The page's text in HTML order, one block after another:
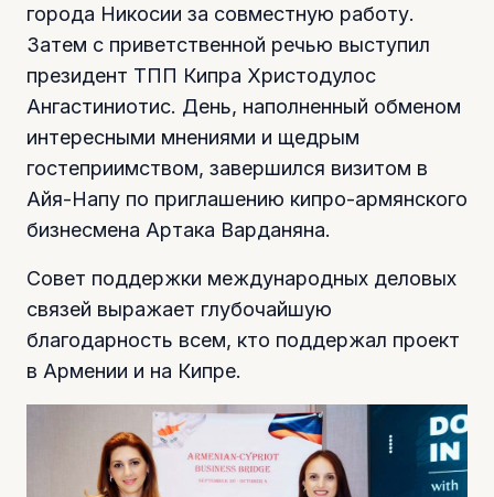
города Никосии за совместную работу.
Затем с приветственной речью выступил
президент ТПП Кипра Христодулос
Ангастиниотис. День, наполненный обменом
интересными мнениями и щедрым
гостеприимством, завершился визитом в
Айя-Напу по приглашению кипро-армянского
бизнесмена Артака Варданяна.
Совет поддержки международных деловых
связей выражает глубочайшую
благодарность всем, кто поддержал проект
в Армении и на Кипре.